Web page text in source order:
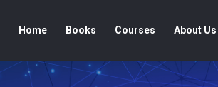
Home Books Courses About Us